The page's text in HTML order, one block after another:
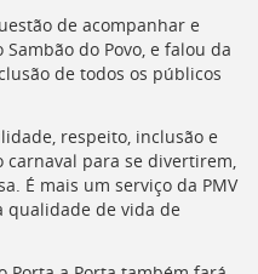
de acompanhar e
do Povo, e falou da
de todos os públicos
respeito, inclusão e
carnaval para se divertirem,
É mais um serviço da PMV
de vida de